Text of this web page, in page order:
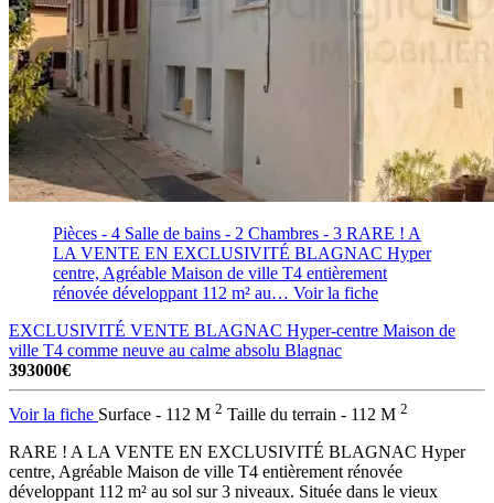
Pièces - 4 Salle de bains - 2 Chambres - 3 RARE ! A
LA VENTE EN EXCLUSIVITÉ BLAGNAC Hyper
centre, Agréable Maison de ville T4 entièrement
rénovée développant 112 m² au… Voir la fiche
EXCLUSIVITÉ VENTE BLAGNAC Hyper-centre Maison de
ville T4 comme neuve au calme absolu Blagnac
393000€
Voir la fiche Surface - 112 M 2 Taille du terrain - 112 M 2
RARE ! A LA VENTE EN EXCLUSIVITÉ BLAGNAC Hyper
centre, Agréable Maison de ville T4 entièrement rénovée
développant 112 m² au sol sur 3 niveaux. Située dans le vieux